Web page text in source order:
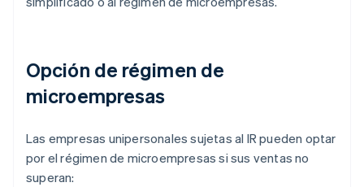
Opción de régimen de
microempresas
Las empresas unipersonales sujetas al IR pueden optar
por el régimen de microempresas si sus ventas no
superan: